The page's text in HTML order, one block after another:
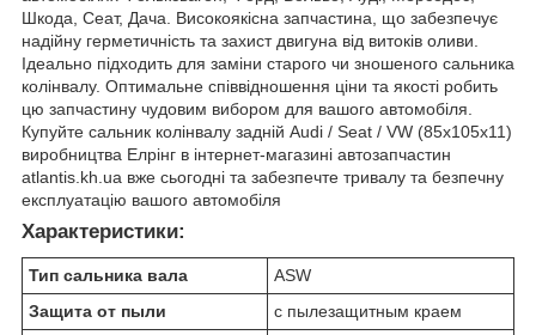
Шкода, Сеат, Дача. Високоякісна запчастина, що забезпечує
надійну герметичність та захист двигуна від витоків оливи.
Ідеально підходить для заміни старого чи зношеного сальника
колінвалу. Оптимальне співвідношення ціни та якості робить
цю запчастину чудовим вибором для вашого автомобіля.
Купуйте сальник колінвалу задній Audi / Seat / VW (85x105x11)
виробництва Елрінг в інтернет-магазині автозапчастин
atlantis.kh.ua вже сьогодні та забезпечте тривалу та безпечну
експлуатацію вашого автомобіля
Характеристики:
Тип сальника вала
ASW
Защита от пыли
с пылезащитным краем